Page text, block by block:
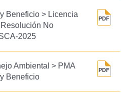
Beneficio > Licencia
No
2025
Ambiental > PMA
Beneficio